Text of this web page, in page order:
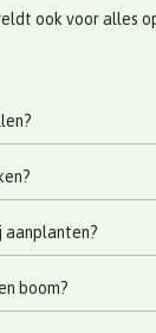
ook voor alles
aanplanten?
boom?